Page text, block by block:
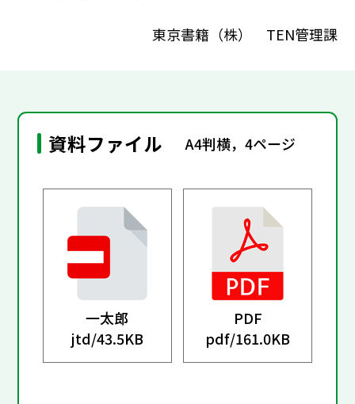
東京書籍（株） TEN管理課
資料ファイル A4判横，4ページ
一太郎
jtd/43.5KB
PDF
pdf/161.0KB